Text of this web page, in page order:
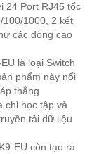
24 Port RJ45 tốc
100/1000, 2 kết
các dòng cao
là loại Switch
phẩm này nổi
thẳng
chỉ học tập và
tải dữ liệu
EU còn tạo ra